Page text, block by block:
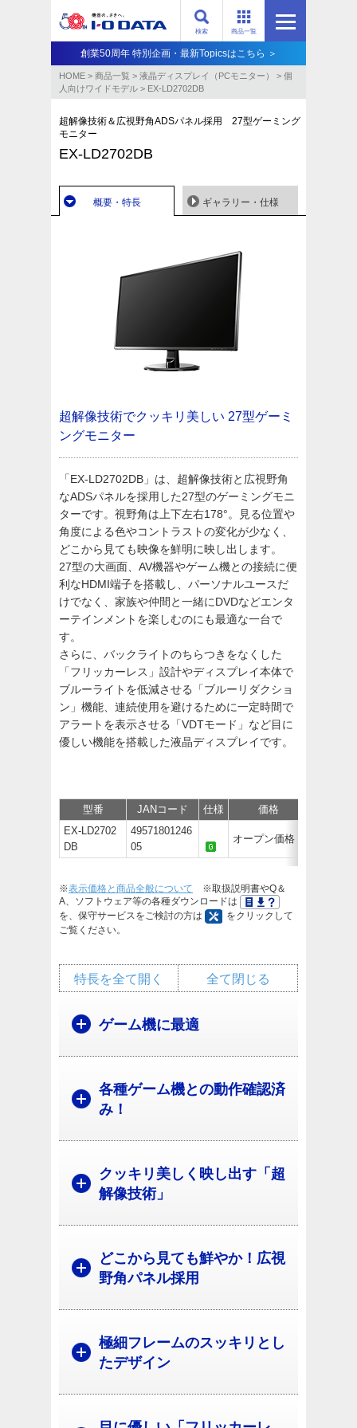
商品一覧
検索
創業50周年 特別企画・最新Topicsはこちら ＞
HOME > 商品一覧 > 液晶ディスプレイ（PCモニター） > 個
人向けワイドモデル > EX-LD2702DB
超解像技術＆広視野角ADSパネル採用 27型ゲーミング
モニター
EX-LD2702DB
概要・特長 ギャラリー・仕様
超解像技術でクッキリ美しい 27型ゲーミ
ングモニター
「EX-LD2702DB」は、超解像技術と広視野角
なADSパネルを採用した27型のゲーミングモニ
ターです。視野角は上下左右178°。見る位置や
角度による色やコントラストの変化が少なく、
どこから見ても映像を鮮明に映し出します。
27型の大画面、AV機器やゲーム機との接続に便
利なHDMI端子を搭載し、パーソナルユースだ
けでなく、家族や仲間と一緒にDVDなどエンタ
ーテインメントを楽しむのにも最適な一台で
す。
さらに、バックライトのちらつきをなくした
「フリッカーレス」設計やディスプレイ本体で
ブルーライトを低減させる「ブルーリダクショ
ン」機能、連続使用を避けるために一定時間で
アラートを表示させる「VDTモード」など目に
優しい機能を搭載した液晶ディスプレイです。
型番 JANコード 仕様 価格
EX-LD2702
DB
49571801246
05
オープン価格
※表示価格と商品全般について ※取扱説明書やQ＆
A、ソフトウェア等の各種ダウンロードは
を、保守サービスをご検討の方は
をクリックして
ご覧ください。
全て閉じる
特長を全て開く
ゲーム機に最適
各種ゲーム機との動作確認済
み！
クッキリ美しく映し出す「超
解像技術」
どこから見ても鮮やか！広視
野角パネル採用
極細フレームのスッキリとし
たデザイン